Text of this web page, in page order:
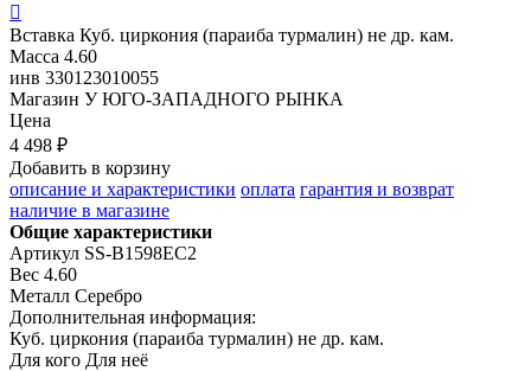

Вставка Куб. циркония (параиба турмалин) не др. кам.
Масса 4.60
инв 330123010055
Магазин У ЮГО-ЗАПАДНОГО РЫНКА
Цена
4 498 ₽
Добавить в корзину
описание и характеристики оплата гарантия и возврат
наличие в магазине
Общие характеристики
Артикул SS-B1598EC2
Вес 4.60
Металл Серебро
Дополнительная информация:
Куб. циркония (параиба турмалин) не др. кам.
Для кого Для неё